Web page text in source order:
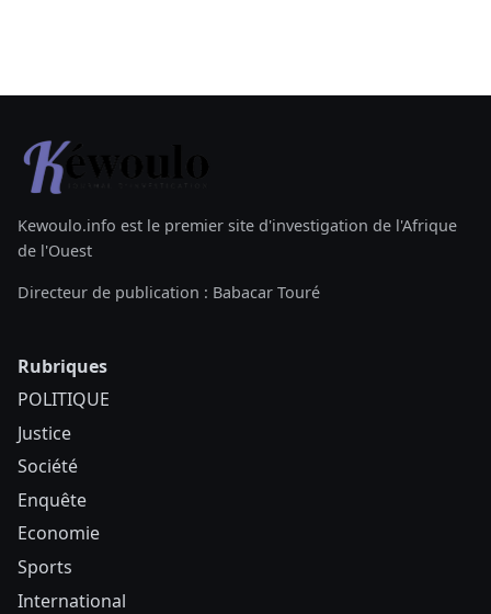
Kewoulo.info est le premier site d'investigation de l'Afrique
de l'Ouest
Directeur de publication : Babacar Touré
Rubriques
POLITIQUE
Justice
Société
Enquête
Economie
Sports
International